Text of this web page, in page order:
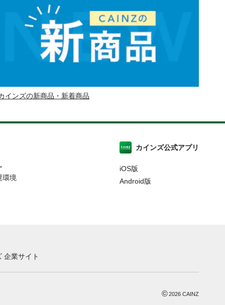
インズの新商品・新着商品
環境
カインズ公式アプリ
iOS版
Android版
企業サイト
©2026 CAINZ